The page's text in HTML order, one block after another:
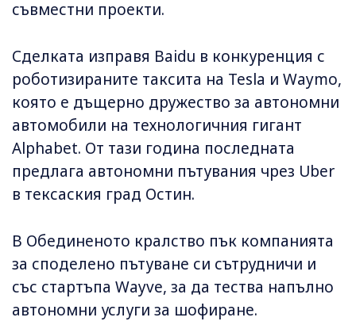
съвместни проекти.
Сделката изправя Baidu в конкуренция с
роботизираните таксита на Tesla и Waymo,
която е дъщерно дружество за автономни
автомобили на технологичния гигант
Аlphabet. От тази година последната
предлага автономни пътувания чрез Uber
в тексаския град Остин.
В Обединеното кралство пък компанията
за споделено пътуване си сътрудничи и
със стартъпа Wayve, за да тества напълно
автономни услуги за шофиране.